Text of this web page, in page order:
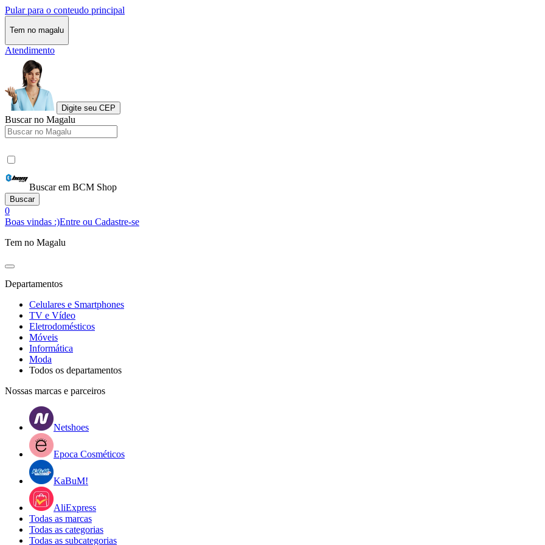
Pular para o conteudo principal
Tem no magalu
Atendimento
Digite seu CEP
Buscar no Magalu
Buscar em BCM Shop
Buscar
0
Boas vindas :)Entre ou Cadastre-se
Tem no Magalu
Departamentos
Celulares e Smartphones
TV e Vídeo
Eletrodomésticos
Móveis
Informática
Moda
Todos os departamentos
Nossas marcas e parceiros
Netshoes
Epoca Cosméticos
KaBuM!
AliExpress
Todas as marcas
Todas as categorias
Todas as subcategorias